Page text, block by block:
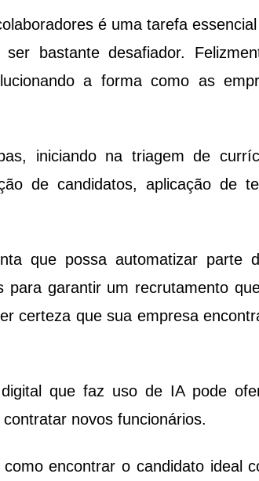
é uma tarefa
bastante desafiador.
a forma como as
iniciando na triagem de
de candidatos, aplicação de
que possa automatizar parte
para garantir um recrutamento
certeza que sua empresa
que faz uso de IA pode
novos funcionários.
encontrar o candidato ideal